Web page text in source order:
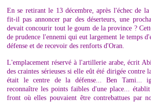
En se retirant le 13 décembre, après l'échec de
fit-il pas annoncer par des déserteurs, une
devait concourir tout le goum de la province ?
de prudence l'ennemi qui eut largement le temps
défense et de recevoir des renforts d'Oran.
L'emplacement réservé à l'artillerie arabe, écrit
des craintes sérieuses si elle eût été dirigée contre
était le centre de la défense... Ben Tami...
reconnaître les points faibles d'une place...
front où elles pouvaient être contrebattues par